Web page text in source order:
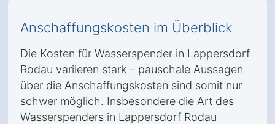
Anschaffungskosten im Überblick
Die Kosten für Wasserspender in Lappersdorf
Rodau variieren stark – pauschale Aussagen
über die Anschaffungskosten sind somit nur
schwer möglich. Insbesondere die Art des
Wasserspenders in Lappersdorf Rodau